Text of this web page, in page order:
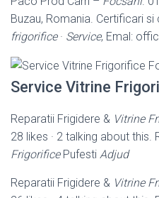
Buzau, Romania. Certificari
frigorifice· Service, Emal:
Service Vitrine
Reparatii Frigidere & Vitrine
28 likes · 2 talking about this.
FrigorificePufesti Adjud
Reparatii Frigidere & Vitrine